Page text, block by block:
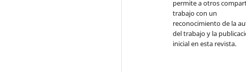
permite a otros
trabajo con un
reconocimiento de la
del trabajo y la
inicial en esta revista.